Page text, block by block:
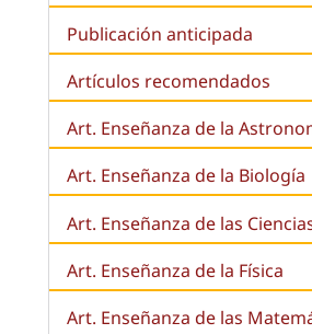
Publicación anticipada
Artículos recomendados
Art. Enseñanza de la
Art. Enseñanza de la Biología
Art. Enseñanza de las
Art. Enseñanza de la Física
Art. Enseñanza de las